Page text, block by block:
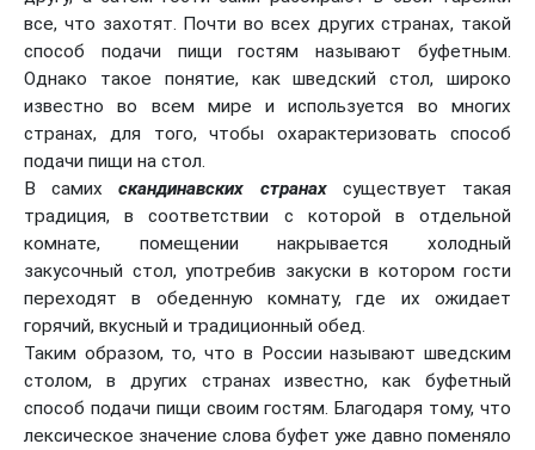
все, что захотят. Почти во всех других странах, такой
способ подачи пищи гостям называют буфетным.
Однако такое понятие, как шведский стол, широко
известно во всем мире и используется во многих
странах, для того, чтобы охарактеризовать способ
подачи пищи на стол.
В самихскандинавских странахсуществует такая
традиция, в соответствии с которой в отдельной
комнате, помещении накрывается холодный
закусочный стол, употребив закуски в котором гости
переходят в обеденную комнату, где их ожидает
горячий, вкусный и традиционный обед.
Таким образом, то, что в России называют шведским
столом, в других странах известно, как буфетный
способ подачи пищи своим гостям. Благодаря тому, что
лексическое значение слова буфет уже давно поменяло